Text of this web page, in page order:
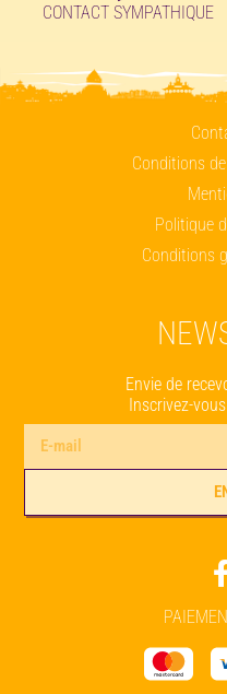
CONTACT SYMPATHIQUE
Conditions
Politique
Conditions
Envie de
Inscrivez-